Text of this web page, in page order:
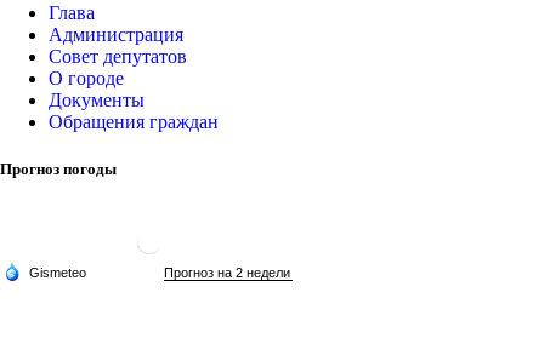
Глава
Администрация
Совет депутатов
О городе
Документы
Обращения граждан
Прогноз погоды